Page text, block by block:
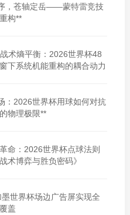
，苍轴定岳——蒙特雷竞技
构**
术熵平衡：2026世界杯48
下系统机能重构的耦合动力
：2026世界杯用球如何对抗
物理极限**
革命：2026世界杯点球法则
术博弈与胜负密码》
世界杯场边广告屏实现全
盖